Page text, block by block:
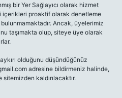
bir Yer Sağlayıcı olarak hizmet
içerikleri proaktif olarak denetleme
Ancak, üyelerimiz
taşımakta olup, siteye üye olarak
olduğunu düşündüğünüz
adresine bildirmeniz halinde,
kaldırılacaktır.